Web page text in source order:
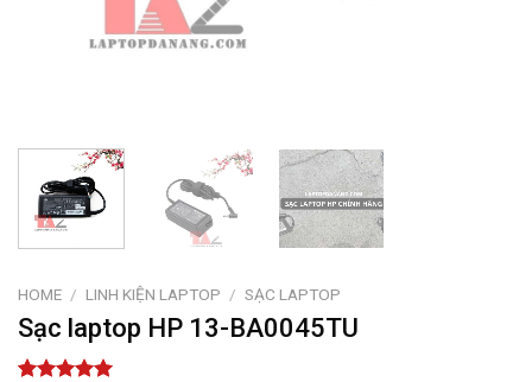
HOME / LINH KIỆN LAPTOP / SẠC LAPTOP
Sạc laptop HP 13-BA0045TU